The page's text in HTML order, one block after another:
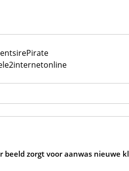
Pirate
internetonline
beeld zorgt voor aanwas nieuwe